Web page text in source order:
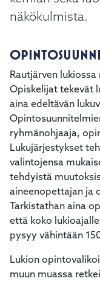
näkökulmista.
Rautjärven
Opiskelijat tekevät
aina edeltävän
ryhmänohjaaja,
Lukujärjestykset
valintojensa
tehdyistä
aineenopettajan ja
Tarkistathan aina
että koko
pysyy vähintään
Lukion
muun muassa